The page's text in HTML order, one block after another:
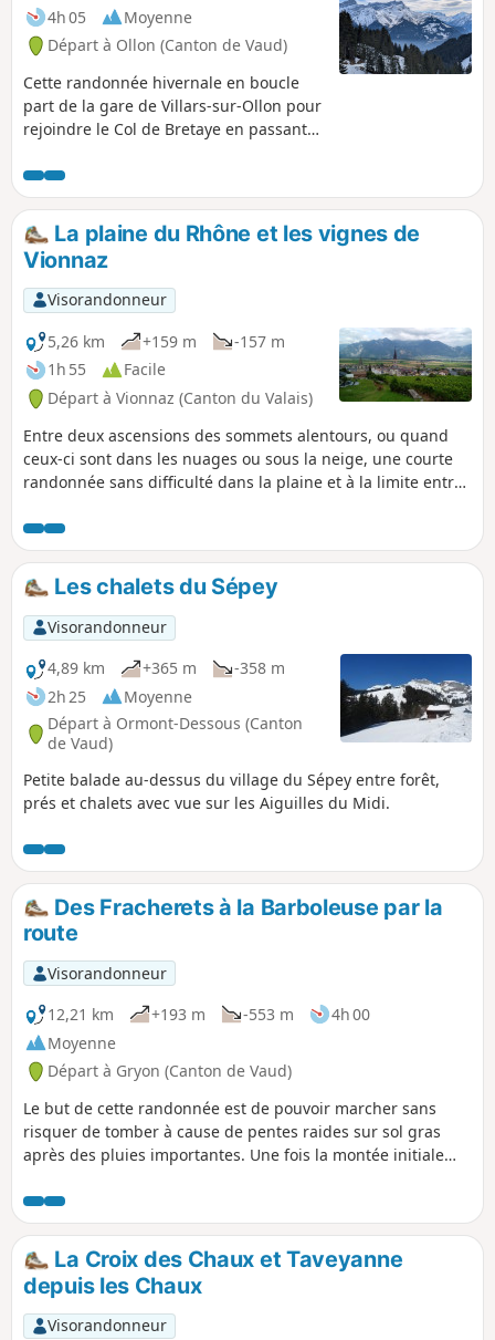
4h 05
Moyenne
Départ à Ollon (Canton de Vaud)
Cette randonnée hivernale en boucle
part de la gare de Villars-sur-Ollon pour
rejoindre le Col de Bretaye en passant
la Cabane de Montagne des
Bouquetins, une ancienne cabane
militaire transformée en restaurant. À
faire en raquette s'il y a beaucoup de
neige ou en chaussures de randonnée
d'hiver lorsque l'enneigement faiblit. La
randonnée peut se faire aussi en été
(une variante est possible).
La plaine du Rhône et les vignes de
Vionnaz
Visorandonneur
5,26 km
+159 m
-157 m
1h 55
Facile
Départ à Vionnaz (Canton du Valais)
Entre deux ascensions des sommets alentours, ou quand
ceux-ci sont dans les nuages ou sous la neige, une courte
randonnée sans difficulté dans la plaine et à la limite entre
dans le vieux bourg de Vionnaz.
Les chalets du Sépey
Visorandonneur
4,89 km
+365 m
-358 m
2h 25
Moyenne
Départ à Ormont-Dessous (Canton
de Vaud)
Petite balade au-dessus du village du Sépey entre forêt,
prés et chalets avec vue sur les Aiguilles du Midi.
Des Fracherets à la Barboleuse par la
route
Visorandonneur
12,21 km
+193 m -553 m
4h 00
Moyenne
Départ à Gryon (Canton de Vaud)
Le but de cette randonnée est de pouvoir marcher sans
risquer de tomber à cause de pentes raides sur sol gras
après des pluies importantes. Une fois la montée initiale
peut se faire à pied depuis la Barboleuse ou plus
judicieusement en bus depuis Villars sur Ollon ou la
Barboleuse. L'arrêt se nomme les Fracherets. On peut même
aller jusqu'au terminus du bus qui permet de gagner
encore quelques dizaines de mètres de dénivelé positif.
La Croix des Chaux et Taveyanne
depuis les Chaux
Visorandonneur